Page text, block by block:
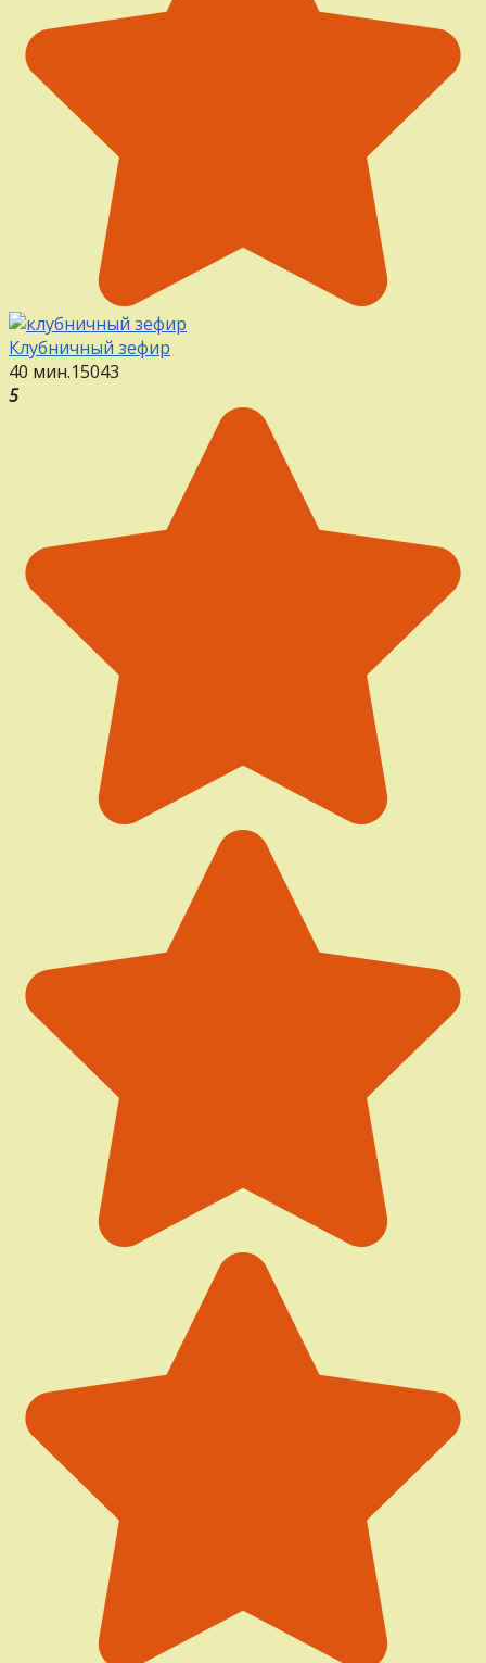
Клубничный зефир
40 мин.15043
5